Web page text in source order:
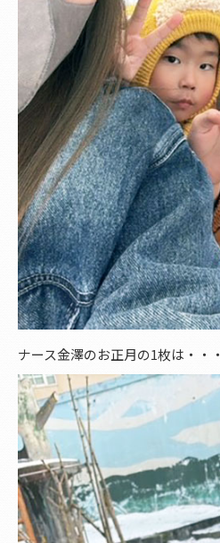
ナース金澤のお正月の1枚は・・・